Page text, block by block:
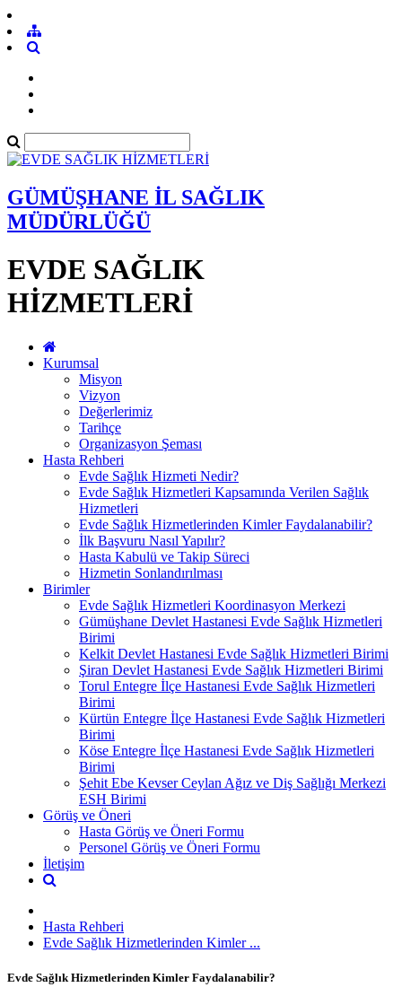
GÜMÜŞHANE İL SAĞLIK
MÜDÜRLÜĞÜ
EVDE SAĞLIK
HİZMETLERİ
Kurumsal
Misyon
Vizyon
Değerlerimiz
Tarihçe
Organizasyon Şeması
Hasta Rehberi
Evde Sağlık Hizmeti Nedir?
Evde Sağlık Hizmetleri Kapsamında Verilen Sağlık
Hizmetleri
Evde Sağlık Hizmetlerinden Kimler Faydalanabilir?
İlk Başvuru Nasıl Yapılır?
Hasta Kabulü ve Takip Süreci
Hizmetin Sonlandırılması
Birimler
Evde Sağlık Hizmetleri Koordinasyon Merkezi
Gümüşhane Devlet Hastanesi Evde Sağlık Hizmetleri
Birimi
Kelkit Devlet Hastanesi Evde Sağlık Hizmetleri Birimi
Şiran Devlet Hastanesi Evde Sağlık Hizmetleri Birimi
Torul Entegre İlçe Hastanesi Evde Sağlık Hizmetleri
Birimi
Kürtün Entegre İlçe Hastanesi Evde Sağlık Hizmetleri
Birimi
Köse Entegre İlçe Hastanesi Evde Sağlık Hizmetleri
Birimi
Şehit Ebe Kevser Ceylan Ağız ve Diş Sağlığı Merkezi
ESH Birimi
Görüş ve Öneri
Hasta Görüş ve Öneri Formu
Personel Görüş ve Öneri Formu
İletişim
Hasta Rehberi
Evde Sağlık Hizmetlerinden Kimler ...
Evde Sağlık Hizmetlerinden Kimler Faydalanabilir?